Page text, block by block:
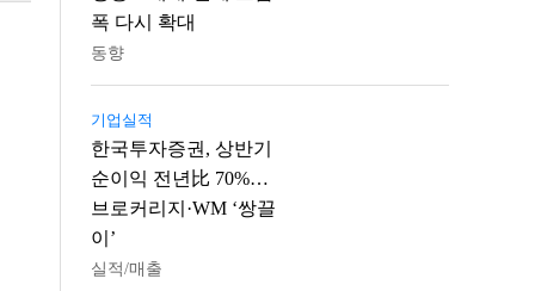
폭 다시 확대
동향
기업실적
한국투자증권, 상반기
순이익 전년比 70%…
브로커리지·WM ‘쌍끌
이’
실적/매출